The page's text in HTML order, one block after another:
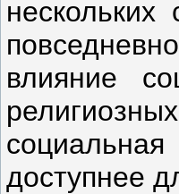
влияние
доступнее